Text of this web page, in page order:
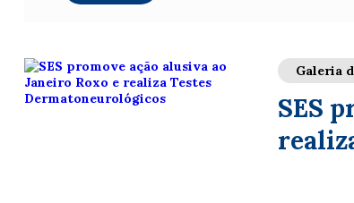
Galeria
SES